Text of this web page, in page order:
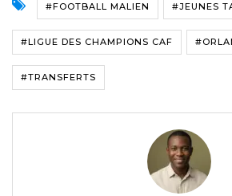
#FOOTBALL MALIEN #JEUNES
#LIGUE DES CHAMPIONS CAF
#TRANSFERTS